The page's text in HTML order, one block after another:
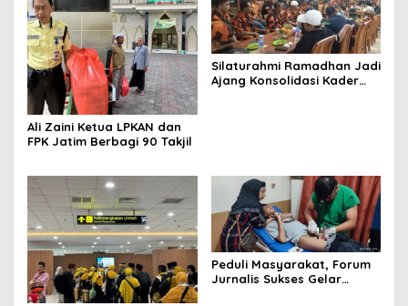
Ali Zaini Ketua LPKAN dan
FPK Jatim Berbagi 90 Takjil
Silaturahmi Ramadhan Jadi
Ajang Konsolidasi Kader
Peduli Masyarakat, Forum
Jurnalis Sukses Gelar